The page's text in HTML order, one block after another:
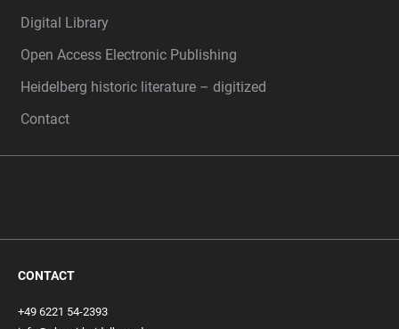
Digital Library
Open Access Electronic Publishing
Heidelberg historic literature – digitized
Contact
CONTACT
+49 6221 54-2393